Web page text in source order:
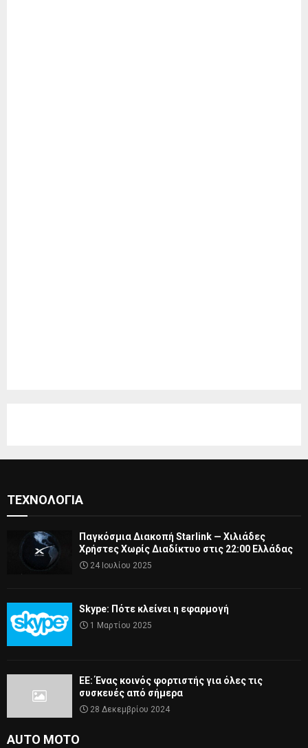
ΤΕΧΝΟΛΟΓΊΑ
Παγκόσμια Διακοπή Starlink — Χιλιάδες
Χρήστες Χωρίς Διαδίκτυο στις 22:00 Ελλάδας
24 Ιουλίου 2025
Skype: Πότε κλείνει η εφαρμογή
1 Μαρτίου 2025
ΕΕ: Ένας κοινός φορτιστής για όλες τις
συσκευές από σήμερα
28 Δεκεμβρίου 2024
AUTO MOTO